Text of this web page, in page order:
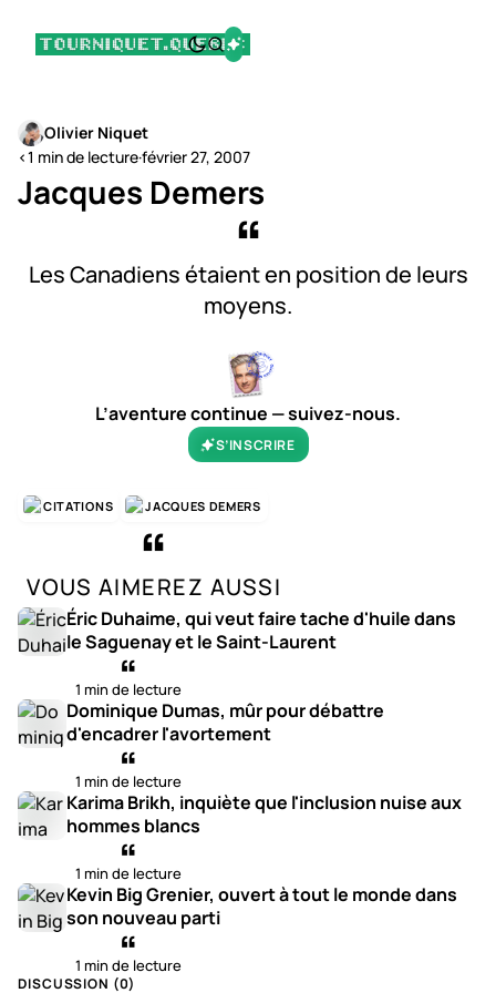
Olivier Niquet
<1 min de lecture·février 27, 2007
Jacques Demers
Les Canadiens étaient en position de leurs
moyens.
L’aventure continue — suivez-nous.
S’INSCRIRE
CITATIONS JACQUES DEMERS
VOUS AIMEREZ AUSSI
Éric Duhaime, qui veut faire tache d'huile dans
le Saguenay et le Saint-Laurent
1 min de lecture
Dominique Dumas, mûr pour débattre
d'encadrer l'avortement
1 min de lecture
Karima Brikh, inquiète que l'inclusion nuise aux
hommes blancs
1 min de lecture
Kevin Big Grenier, ouvert à tout le monde dans
son nouveau parti
1 min de lecture
DISCUSSION (0)